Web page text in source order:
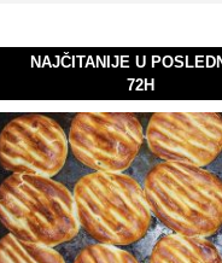
NAJČITANIJE U
72H